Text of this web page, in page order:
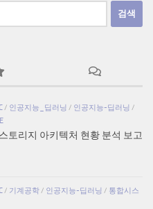
/ 인공지능_딥러닝 / 인공지능-딥러닝 /
토리지 아키텍처 현황 분석 보고
/ 기계공학 / 인공지능-딥러닝 / 통합시스